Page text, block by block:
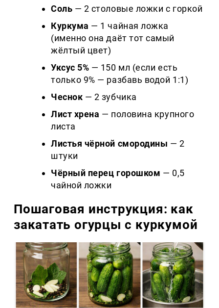
Соль — 2 столовые ложки с горкой
Куркума — 1 чайная ложка
(именно она даёт тот самый
жёлтый цвет)
Уксус 5% — 150 мл (если есть
только 9% — разбавь водой 1:1)
Чеснок — 2 зубчика
Лист хрена — половина крупного
листа
Листья чёрной смородины — 2
штуки
Чёрный перец горошком — 0,5
чайной ложки
Пошаговая инструкция: как
закатать огурцы с куркумой